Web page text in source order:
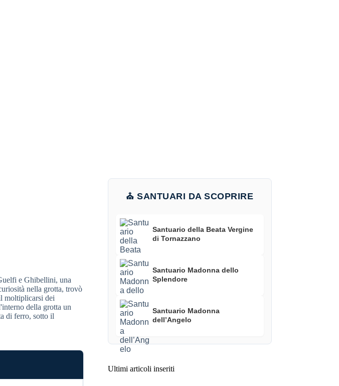
e Ghibellini, una
nella grotta, trovò
moltiplicarsi dei
della grotta un
di ferro, sotto il
⛪ SANTUARI DA SCOPRIRE
Santuario della Beata Vergine
di Tornazzano
Santuario Madonna dello
Splendore
Santuario Madonna
dell’Angelo
Ultimi articoli inseriti